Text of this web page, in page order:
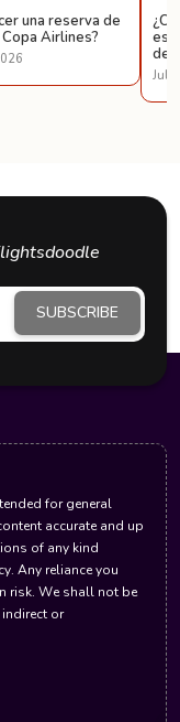
una reserva de
Airlines?
de
July
SUBSCRIBE
for general
accurate and up
of any kind
Any reliance you
risk. We shall not be
or